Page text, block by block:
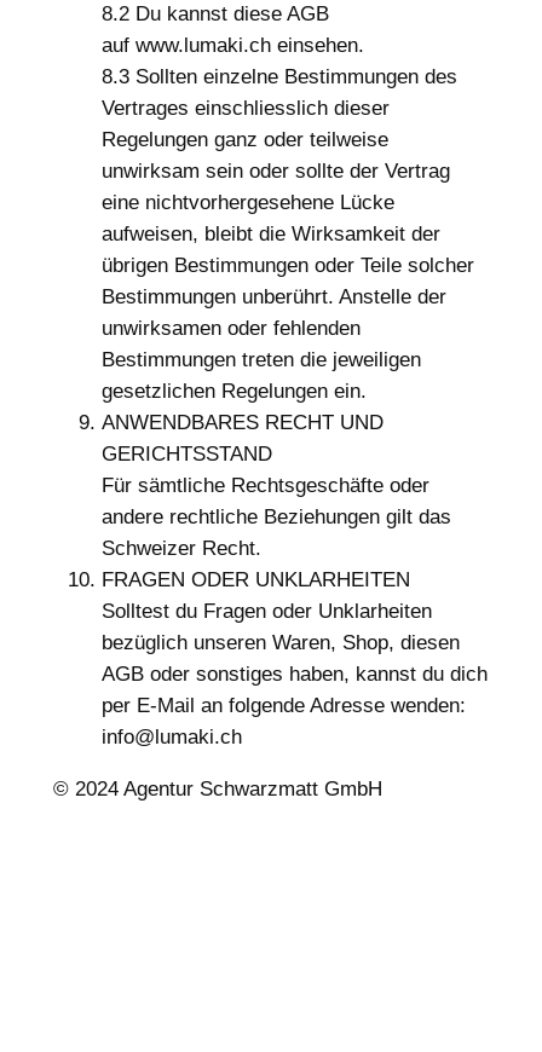
8.2 Du kannst diese AGB
auf www.lumaki.ch einsehen.
8.3 Sollten einzelne Bestimmungen des
Vertrages einschliesslich dieser
Regelungen ganz oder teilweise
unwirksam sein oder sollte der Vertrag
eine nichtvorhergesehene Lücke
aufweisen, bleibt die Wirksamkeit der
übrigen Bestimmungen oder Teile solcher
Bestimmungen unberührt. Anstelle der
unwirksamen oder fehlenden
Bestimmungen treten die jeweiligen
gesetzlichen Regelungen ein.
ANWENDBARES RECHT UND
GERICHTSSTAND
Für sämtliche Rechtsgeschäfte oder
andere rechtliche Beziehungen gilt das
Schweizer Recht.
FRAGEN ODER UNKLARHEITEN
Solltest du Fragen oder Unklarheiten
bezüglich unseren Waren, Shop, diesen
AGB oder sonstiges haben, kannst du dich
per E-Mail an folgende Adresse wenden:
info@lumaki.ch
© 2024 Agentur Schwarzmatt GmbH